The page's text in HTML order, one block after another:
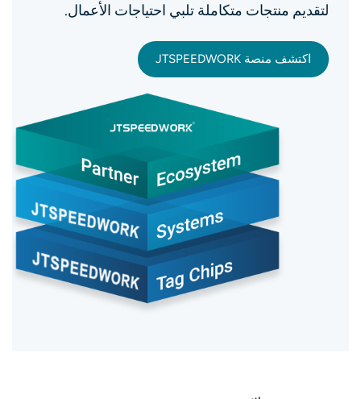
لتقديم منتجات متكاملة تلبي احتياجات الأعمال.
اكتشف منصة JTSPEEDWORK